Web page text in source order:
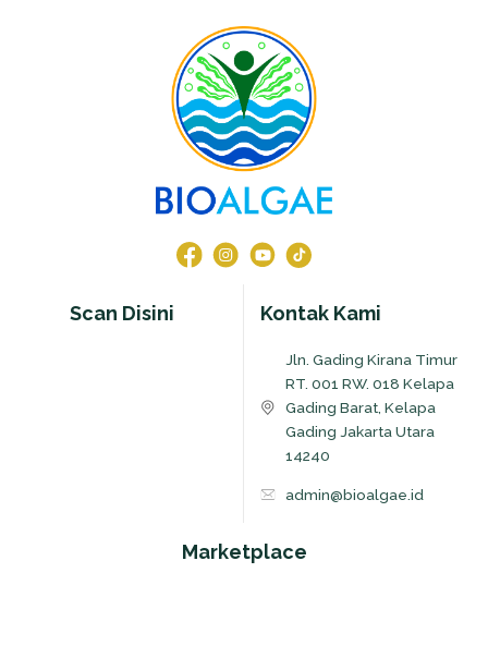
Scan Disini Kontak Kami
Jln. Gading Kirana Timur
RT. 001 RW. 018 Kelapa
Gading Barat, Kelapa
Gading Jakarta Utara
14240
admin@bioalgae.id
Marketplace